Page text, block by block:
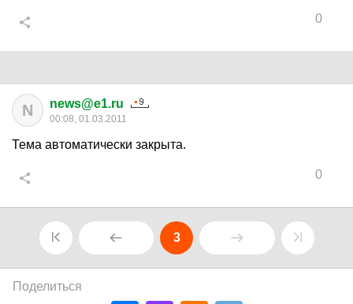
0
N news@e1.ru
00:08, 01.03.2011
Тема автоматически закрыта.
0
3
Поделиться